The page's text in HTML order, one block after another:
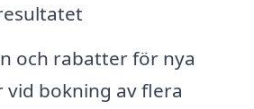
och rabatter för nya
vid bokning av flera